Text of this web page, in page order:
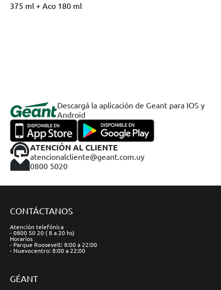
375 ml + Aco 180 ml
Descargá la aplicación de Geant para IOS y
Android
ATENCIÓN AL CLIENTE
atencionalcliente@geant.com.uy
0800 5020
CONTÁCTANOS
Atención telefónica
- 0800 50 20 ( 8 a 20 hs)
Horarios
- Parque Roosevelt: 8:00 a 22:00
- Nuevocentro: 8:00 a 22:00
GÉANT